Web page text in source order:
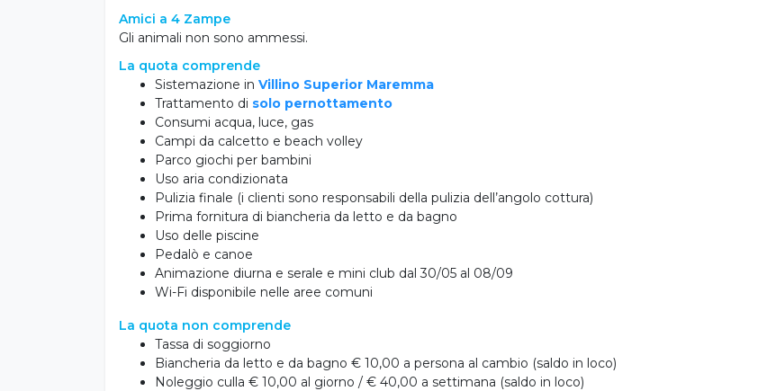
Amici a 4 Zampe
Gli animali non sono ammessi.
La quota comprende
Sistemazione in Villino Superior Maremma
Trattamento di solo pernottamento
Consumi acqua, luce, gas
Campi da calcetto e beach volley
Parco giochi per bambini
Uso aria condizionata
Pulizia finale (i clienti sono responsabili della pulizia dell’angolo cottura)
Prima fornitura di biancheria da letto e da bagno
Uso delle piscine
Pedalò e canoe
Animazione diurna e serale e mini club dal 30/05 al 08/09
Wi-Fi disponibile nelle aree comuni
La quota non comprende
Tassa di soggiorno
Biancheria da letto e da bagno € 10,00 a persona al cambio (saldo in loco)
Noleggio culla € 10,00 al giorno / € 40,00 a settimana (saldo in loco)